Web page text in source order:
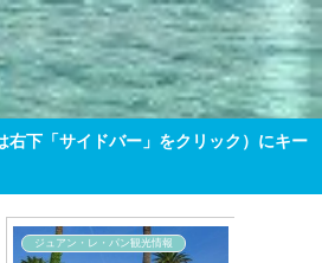
下「サイドバー」をクリック）にキー
旅行者のダジュール・ルール